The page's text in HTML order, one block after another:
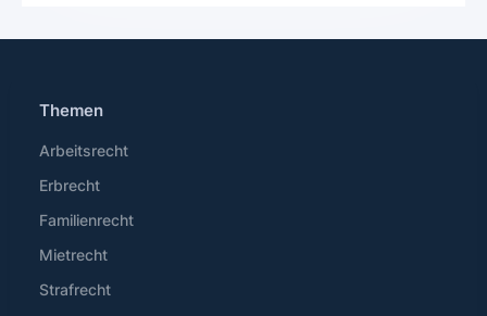
Themen
Arbeitsrecht
Erbrecht
Familienrecht
Mietrecht
Strafrecht